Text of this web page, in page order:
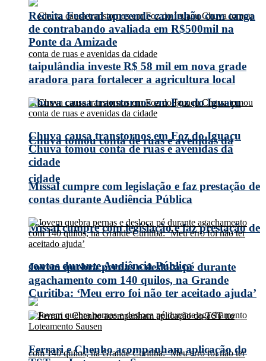
Chuva causa transtornos em Foz do Iguaçu
Chuva tomou conta de ruas e avenidas da
cidade
Missal cumpre com legislação e faz prestação de
contas durante Audiência Pública
Receita Federal apreende caminhão com carga
de contrabando avaliada em R$500mil na
Ponte da Amizade
taipulândia investe R$ 58 mil em nova grade
aradora para fortalecer a agricultura local
Chuva causa transtornos em Foz do Iguaçu
Chuva tomou conta de ruas e avenidas da
cidade
Missal cumpre com legislação e faz prestação de
contas durante Audiência Pública
Jovem quebra pernas e desloca pé durante
agachamento com 140 quilos, na Grande
Curitiba: ‘Meu erro foi não ter aceitado ajuda’
Ferrari e Chenho acompanham aplicação do